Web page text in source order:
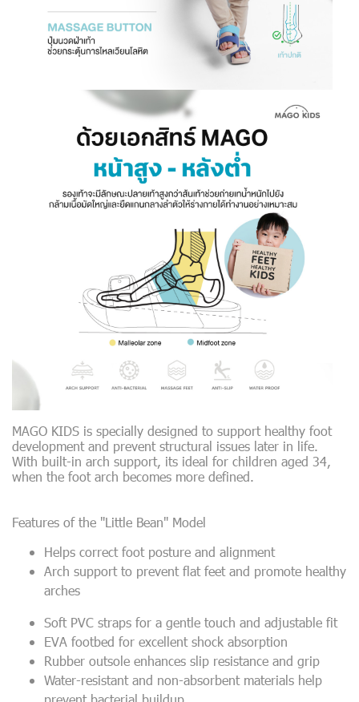
MAGO KIDS is specially designed to support healthy foot
development and prevent structural issues later in life.
With built-in arch support, its ideal for children aged 34,
when the foot arch becomes more defined.
Features of the "Little Bean" Model
Helps correct foot posture and alignment
Arch support to prevent flat feet and promote healthy
arches
Soft PVC straps for a gentle touch and adjustable fit
EVA footbed for excellent shock absorption
Rubber outsole enhances slip resistance and grip
Water-resistant and non-absorbent materials help